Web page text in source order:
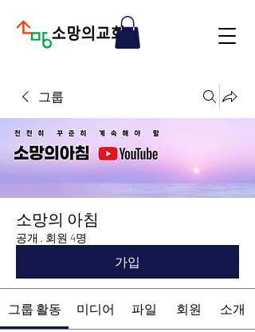
그룹
소망의 아침
공개 · 회원 4명
가입
그룹 활동 미디어 파일 회원 소개